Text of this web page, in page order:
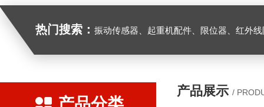
热门搜索： 振动传感器、起重机配件、限位器、红外线防撞器
产品展示 /